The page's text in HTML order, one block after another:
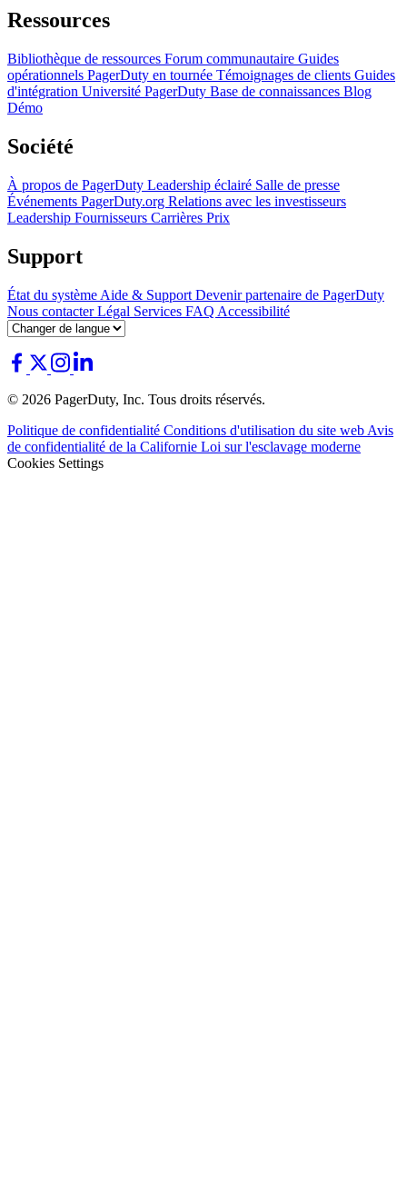
Ressources
Bibliothèque de ressources Forum communautaire Guides
opérationnels PagerDuty en tournée Témoignages de clients Guides
d'intégration Université PagerDuty Base de connaissances Blog
Démo
Société
À propos de PagerDuty Leadership éclairé Salle de presse
Événements PagerDuty.org Relations avec les investisseurs
Leadership Fournisseurs Carrières Prix
Support
État du système Aide & Support Devenir partenaire de PagerDuty
Nous contacterLégal Services FAQ Accessibilité
© 2026 PagerDuty, Inc. Tous droits réservés.
Politique de confidentialité Conditions d'utilisation du site web Avis
de confidentialité de la Californie Loi sur l'esclavage moderne
Cookies Settings